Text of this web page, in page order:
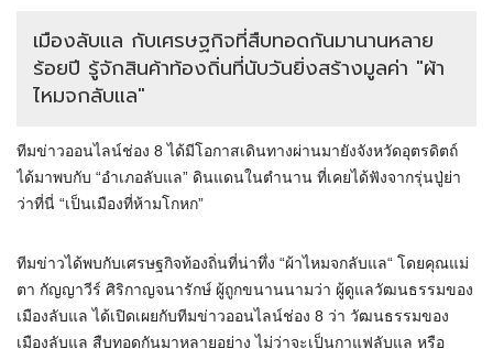
เมืองลับแล กับเศรษฐกิจที่สืบทอดกันมานานหลาย
ร้อยปี รู้จักสินค้าท้องถิ่นที่นับวันยิ่งสร้างมูลค่า "ผ้า
ไหมจกลับแล"
ทีมข่าวออนไลน์ช่อง 8 ได้มีโอกาสเดินทางผ่านมายังจังหวัดอุตรดิตถ์
ได้มาพบกับ “อำเภอลับแล” ดินแดนในตำนาน ที่เคยได้ฟังจากรุ่นปู่ย่า
ว่าที่นี่ “เป็นเมืองที่ห้ามโกหก”
ทีมข่าวได้พบกับเศรษฐกิจท้องถิ่นที่น่าทึ่ง “ผ้าไหมจกลับแล“ โดยคุณแม่
ตา กัญญาวีร์ ศิริกาญจนารักษ์ ผู้ถูกขนานนามว่า ผู้ดูแลวัฒนธรรมของ
เมืองลับแล ได้เปิดเผยกับทีมข่าวออนไลน์ช่อง 8 ว่า วัฒนธรรมของ
เมืองลับแล สืบทอดกันมาหลายอย่าง ไม่ว่าจะเป็นกาแฟลับแล หรือ